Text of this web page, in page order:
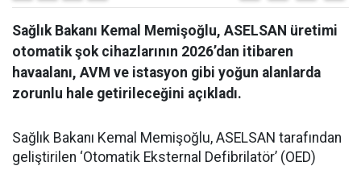
Sağlık Bakanı Kemal Memişoğlu, ASELSAN üretimi
otomatik şok cihazlarının 2026’dan itibaren
havaalanı, AVM ve istasyon gibi yoğun alanlarda
zorunlu hale getirileceğini açıkladı.
Sağlık Bakanı Kemal Memişoğlu, ASELSAN tarafından
geliştirilen ‘Otomatik Eksternal Defibrilatör’ (OED)